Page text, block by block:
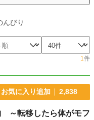
んびり
1件
お気に入り追加 2,838
～転移したら体がモフ